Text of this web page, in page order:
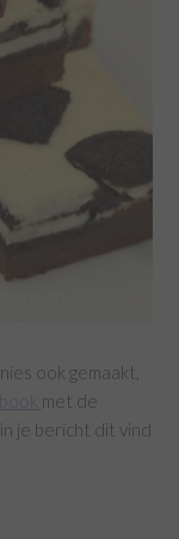
ook gemaakt,
met de
je bericht dit vind